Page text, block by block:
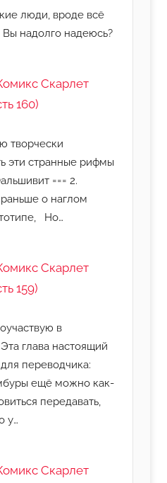
люди, вроде всё
Вы надолго надеюсь?
Скарлет
160)
творчески
эти странные рифмы
=== 2.
о наглом
Но…
Скарлет
159)
в
глава настоящий
переводчика:
ещё можно как-
передавать,
у…
Скарлет